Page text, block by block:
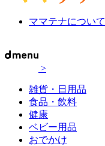
ママテナについて
>
雑貨・日用品
食品・飲料
健康
ベビー用品
おでかけ